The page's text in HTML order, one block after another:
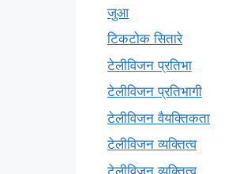
जुआ
टिकटोक सितारे
टेलीविजन प्रतिभा
टेलीविजन प्रतिभागी
टेलीविजन वैयक्तिकता
टेलीविजन व्यक्तित्व
टेलीविज़न व्यक्तित्व